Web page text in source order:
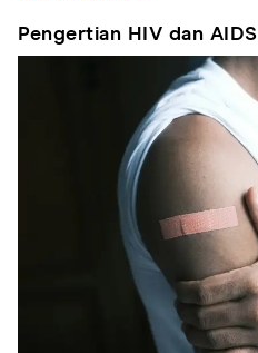
Pengertian HIV dan AIDS